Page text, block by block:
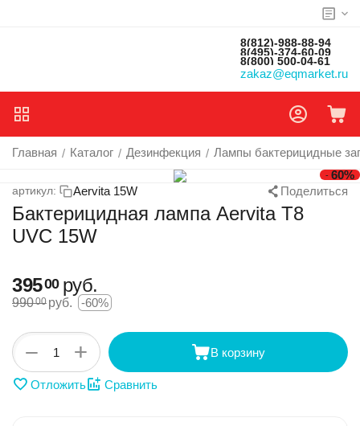
8(812)-988-88-94
8(495)-374-60-09
8(800) 500-04-61
zakaz@eqmarket.ru
Главная / Каталог / Дезинфекция / Лампы бактерицидные
- 60%
артикул: Aervita 15W Поделиться
Бактерицидная лампа Aervita T8
UVC 15W
39500 руб.
99000 руб. -60%
+
− В корзину
Отложить Сравнить